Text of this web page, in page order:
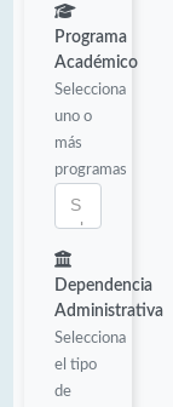
Programa
Académico
Selecciona
uno o
más
programas
Dependencia
Administrativa
Selecciona
el tipo
de